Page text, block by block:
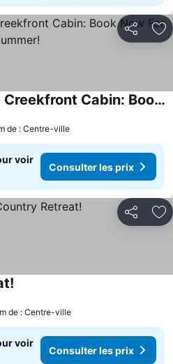
Partager
Pristine, Pet-friendly Creekfront Cabin: Book Now For Summer!
de : Centre-ville
voir
Consulter les prix
Partager
de : Centre-ville
voir
Consulter les prix